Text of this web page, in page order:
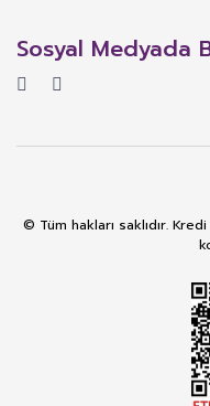
Sosyal Medyada
© Tüm hakları saklıdır.